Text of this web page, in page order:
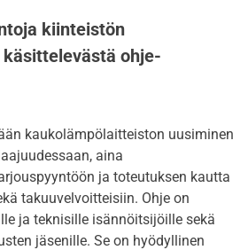
kiinteistön
ohje-
kaukolämpölaitteiston uusiminen
aina
ja toteutuksen kautta
takuuvelvoitteisiin. Ohje on
ja teknisille isännöitsijöille sekä
jäsenille. Se on hyödyllinen